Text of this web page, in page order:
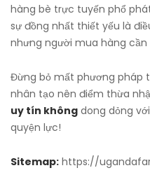
hàng bè trực tuyến phổ
sự đồng nhất thiết yếu là
nhưng người mua hàng cần
Đừng bỏ mất phương pháp
nhân tạo nên điểm thừa
uy tín không dong dỏng
quyện lực!
Sitemap: https://